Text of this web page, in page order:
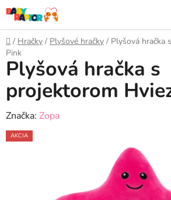
Prejsť
na
obsah
Domov
/ Hračky / Plyšové hračky / Plyšová hračka
Pink
Plyšová hračka s
projektorom
Značka: Zopa
AKCIA